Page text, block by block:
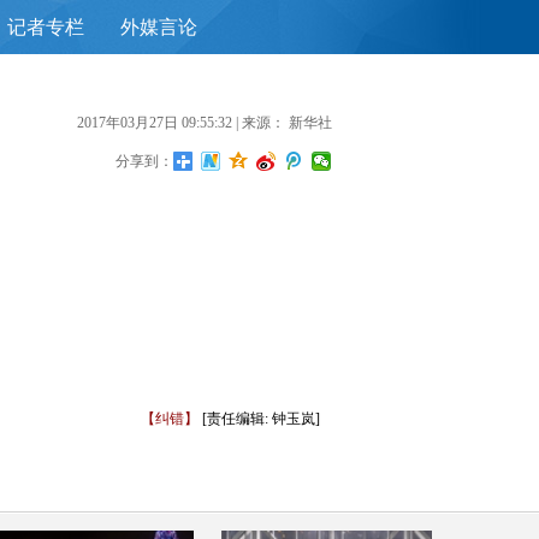
记者专栏 外媒言论
2017年03月27日 09:55:32 | 来源： 新华社
分享到：
【纠错】 [责任编辑: 钟玉岚]